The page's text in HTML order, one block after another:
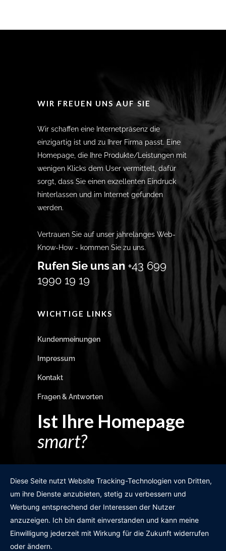
WIR FREUEN UNS AUF SIE
Wir schaffen eine Internetpräsenz die
einzigartig ist und zu Ihrer Firma passt. Eine
Homepage, die Ihre Produkte/Leistungen mit
wenigen Klicks dem User vermittelt, dafür
sorgt, dass Sie einen exzellenten Eindruck
hinterlassen und im Internet gefunden
werden.
Vertrauen Sie auf unser jahrelanges Web-
Know-How - kommen Sie zu uns.
Rufen Sie uns an +43 699
1990 19 19
WICHTIGE LINKS
Kundenmeinungen
Impressum
Kontakt
Fragen & Antworten
Ist Ihre Homepage
smart?
GRATIS WEBSITE-CHECK
Diese Seite nutzt Website Tracking-Technologien von Dritten,
um ihre Dienste anzubieten, stetig zu verbessern und
Werbung entsprechend der Interessen der Nutzer
anzuzeigen. Ich bin damit einverstanden und kann meine
Einwilligung jederzeit mit Wirkung für die Zukunft widerrufen
oder ändern.